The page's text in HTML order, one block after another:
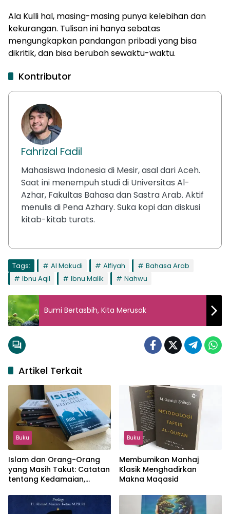
Ala Kulli hal, masing-masing punya kelebihan dan
kekurangan. Tulisan ini hanya sebatas
mengungkapkan pandangan pribadi yang bisa
dikritik, dan bisa berubah sewaktu-waktu.
Kontributor
Fahrizal Fadil
Mahasiswa Indonesia di Mesir, asal dari Aceh.
Saat ini menempuh studi di Universitas Al-
Azhar, Fakultas Bahasa dan Sastra Arab. Aktif
menulis di Pena Azhary. Suka kopi dan diskusi
kitab-kitab turats.
Tags: Al Makudi Alfiyah
Bahasa Arab
Ibnu Aqil
Ibnu Malik Nahwu
Bumi Bertasbih, Kita Merusak
Artikel Terkait
Buku
Islam dan Orang-Orang
yang Masih Takut: Catatan
tentang Kedamaian,
dalam Pemikiran Masykuri
Abdillah
Buku
Membumikan Manhaj
Klasik Menghadirkan
Makna Maqasid